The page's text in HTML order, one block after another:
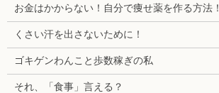
お金はかからない！自分で痩せ薬を作る方法！
くさい汗を出さないために！
ゴキゲンわんこと歩数稼ぎの私
それ、「食事」言える？